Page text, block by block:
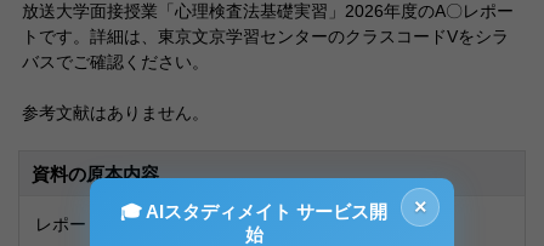
放送大学面接授業「心理検査法基礎実習」2026年度のA〇レポー
トです。詳細は、東京文京学習センターのクラスコードVをシラ
バスでご確認ください。
参考文献はありません。
資料の原本内容
レポート③ バウムテスト
×
🎓 AIスタディメイト サービス開
始